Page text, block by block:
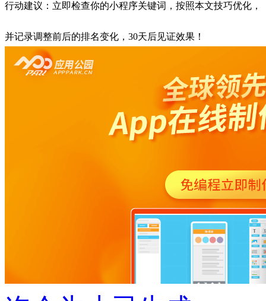
行动建议：立即检查你的小程序关键词，按照本文技巧优化，
并记录调整前后的排名变化，30天后见证效果！